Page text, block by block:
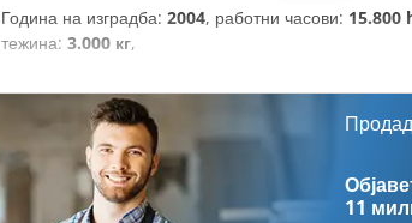
Година на изградба: 2004, работни часови: 15.800
тежина: 3.000 кг,
11